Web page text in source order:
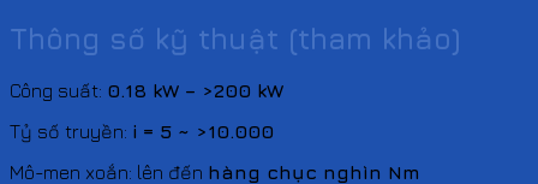
Thông số kỹ thuật (tham khảo)
Công suất: 0.18 kW – >200 kW
Tỷ số truyền: i = 5 ~ >10.000
Mô-men xoắn: lên đến hàng chục nghìn Nm